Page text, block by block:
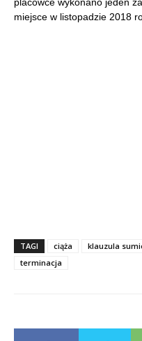
miejsce w listopadzie 2018
TAGI ciąża klauzula
terminacja